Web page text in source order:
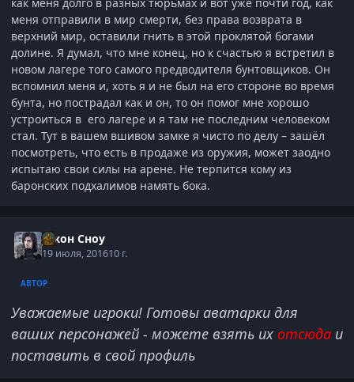
меня отправили в мир смерти, без права возврата в
верхний мир, оставили гнить в этой проклятой богами
долине. Я думал, что мне конец, но к счастью я встретил в
новом лагере того самого предводителя бунтовщиков. Он
вспомнил меня и, хоть я и не был на его стороне во время
бунта, но пострадал как и он, то он помог мне хорошо
устроиться в его лагере и я там не последним человеком
стал. Тут в вашем вшивом замке я чисто по делу – зашёл
посмотреть, что есть в продаже из оружия, может заодно
испытаю свои силы на арене. Не терпится кому из
баронских подхалимов намять бока.
Джон Сноу
19 июля, 201610 г.
АВТОР
Уважаемые игроки! Готовы аватарки для
ваших персонажей - можете взять их отсюда и
поставить в свой профиль